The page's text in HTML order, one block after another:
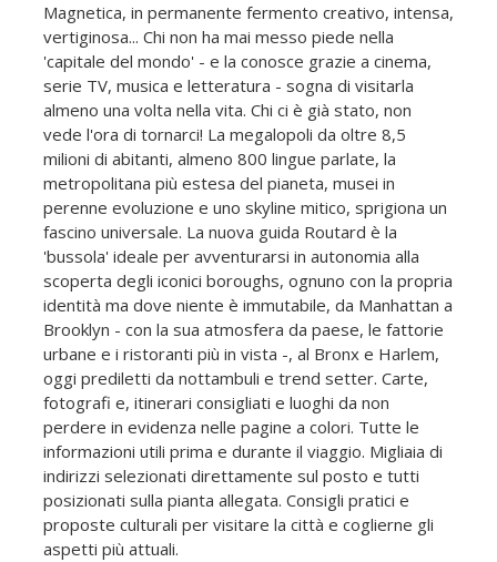
Magnetica, in permanente fermento creativo, intensa,
vertiginosa... Chi non ha mai messo piede nella
'capitale del mondo' - e la conosce grazie a cinema,
serie TV, musica e letteratura - sogna di visitarla
almeno una volta nella vita. Chi ci è già stato, non
vede l'ora di tornarci! La megalopoli da oltre 8,5
milioni di abitanti, almeno 800 lingue parlate, la
metropolitana più estesa del pianeta, musei in
perenne evoluzione e uno skyline mitico, sprigiona un
fascino universale. La nuova guida Routard è la
'bussola' ideale per avventurarsi in autonomia alla
scoperta degli iconici boroughs, ognuno con la propria
identità ma dove niente è immutabile, da Manhattan a
Brooklyn - con la sua atmosfera da paese, le fattorie
urbane e i ristoranti più in vista -, al Bronx e Harlem,
oggi prediletti da nottambuli e trend setter. Carte,
fotografi e, itinerari consigliati e luoghi da non
perdere in evidenza nelle pagine a colori. Tutte le
informazioni utili prima e durante il viaggio. Migliaia di
indirizzi selezionati direttamente sul posto e tutti
posizionati sulla pianta allegata. Consigli pratici e
proposte culturali per visitare la città e coglierne gli
aspetti più attuali.